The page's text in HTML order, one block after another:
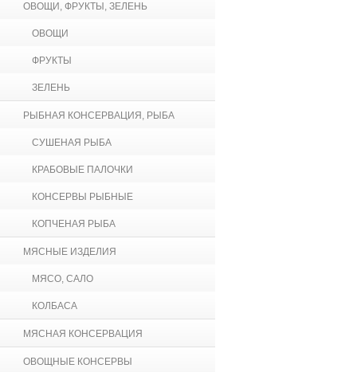
ОВОЩИ, ФРУКТЫ, ЗЕЛЕНЬ
ОВОЩИ
ФРУКТЫ
ЗЕЛЕНЬ
РЫБНАЯ КОНСЕРВАЦИЯ, РЫБА
СУШЕНАЯ РЫБА
КРАБОВЫЕ ПАЛОЧКИ
КОНСЕРВЫ РЫБНЫЕ
КОПЧЕНАЯ РЫБА
МЯСНЫЕ ИЗДЕЛИЯ
МЯСО, САЛО
КОЛБАСА
МЯСНАЯ КОНСЕРВАЦИЯ
ОВОЩНЫЕ КОНСЕРВЫ